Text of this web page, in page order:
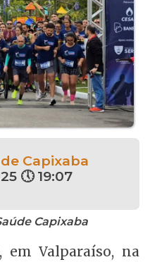
Capixaba
🕔 19:07
Capixaba
em Valparaíso, na